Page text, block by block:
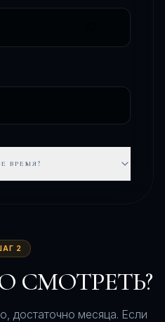
ВРЕМЯ?
2
СМОТРЕТЬ?
достаточно месяца. Если